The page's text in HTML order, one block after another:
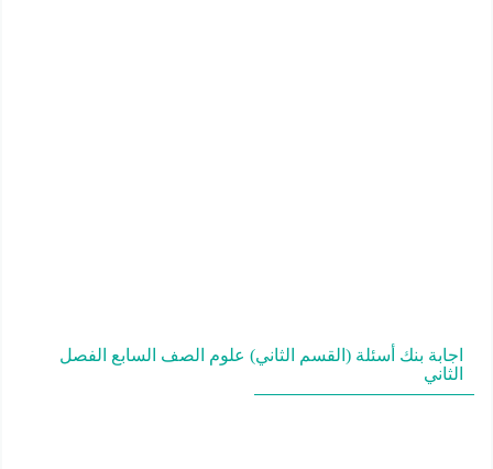
اجابة بنك أسئلة (القسم الثاني) علوم الصف السابع الفصل
الثاني